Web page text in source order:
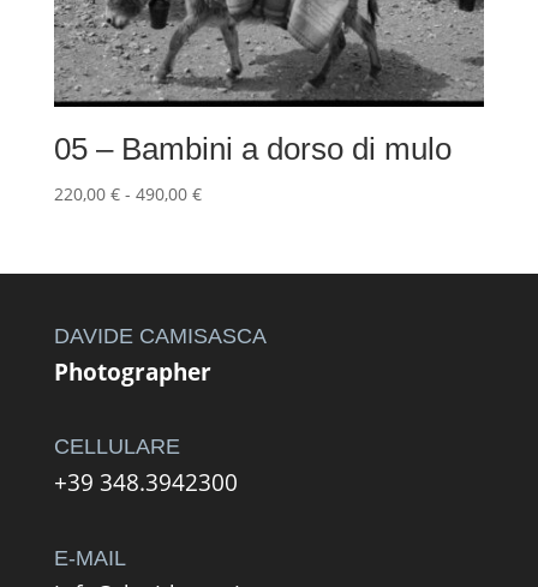
05 – Bambini a dorso di mulo
220,00 € - 490,00 €Fascia
da
a
DAVIDE CAMISASCA
Photographer
CELLULARE
+39 348.3942300
E-MAIL